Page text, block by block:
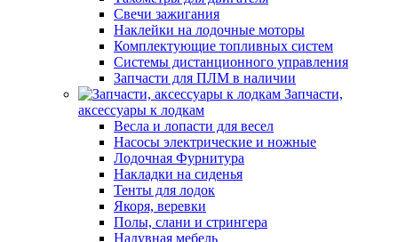
Свечи зажигания
Наклейки на лодочные моторы
Комплектующие топливных систем
Системы дистанционного управления
Запчасти для ПЛМ в наличии
Запчасти,
аксессуары к лодкам
Весла и лопасти для весел
Насосы электрические и ножные
Лодочная Фурнитура
Накладки на сиденья
Тенты для лодок
Якоря, веревки
Полы, слани и стрингера
Надувная мебель